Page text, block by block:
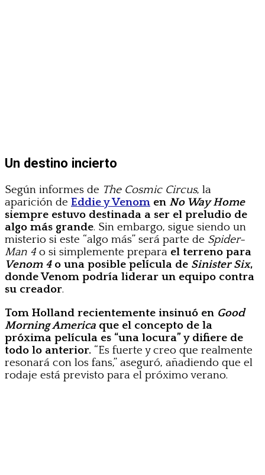
Un destino incierto
Según informes de The Cosmic Circus, la
aparición de Eddie y Venom en No Way Home
siempre estuvo destinada a ser el preludio de
algo más grande. Sin embargo, sigue siendo un
misterio si este “algo más” será parte de Spider-
Man 4o si simplemente prepara el terreno para
Venom 4o una posible película de Sinister Six,
donde Venom podría liderar un equipo contra
su creador.
Tom Holland recientemente insinuó en Good
Morning America que el concepto de la
próxima película es “una locura” y difiere de
todo lo anterior. “Es fuerte y creo que realmente
resonará con los fans,” aseguró, añadiendo que el
rodaje está previsto para el próximo verano.